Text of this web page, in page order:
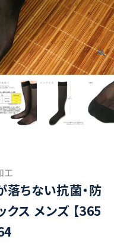
工
ちない抗菌・防
ス メンズ 【365